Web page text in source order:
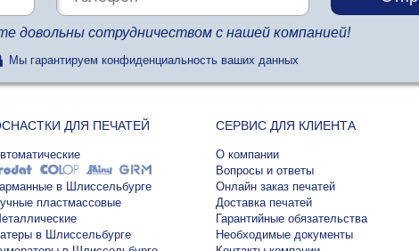
довольны сотрудничеством с нашей компанией!
Мы гарантируем конфиденциальность ваших данных
ДЛЯ ПЕЧАТЕЙ
в Шлиссельбурге
пластмассовые
в Шлиссельбурге
СЕРВИС ДЛЯ КЛИЕНТА
О компании
Вопросы и ответы
Онлайн заказ печатей
Доставка печатей
Гарантийные обязательства
Необходимые документы